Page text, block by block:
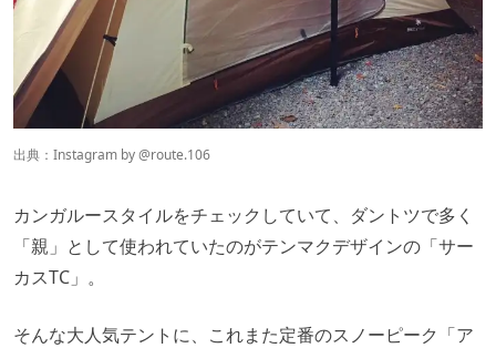
出典：Instagram by@route.106
カンガルースタイルをチェックしていて、ダントツで多く
「親」として使われていたのがテンマクデザインの「サー
カスTC」。
そんな大人気テントに、これまた定番のスノーピーク「ア